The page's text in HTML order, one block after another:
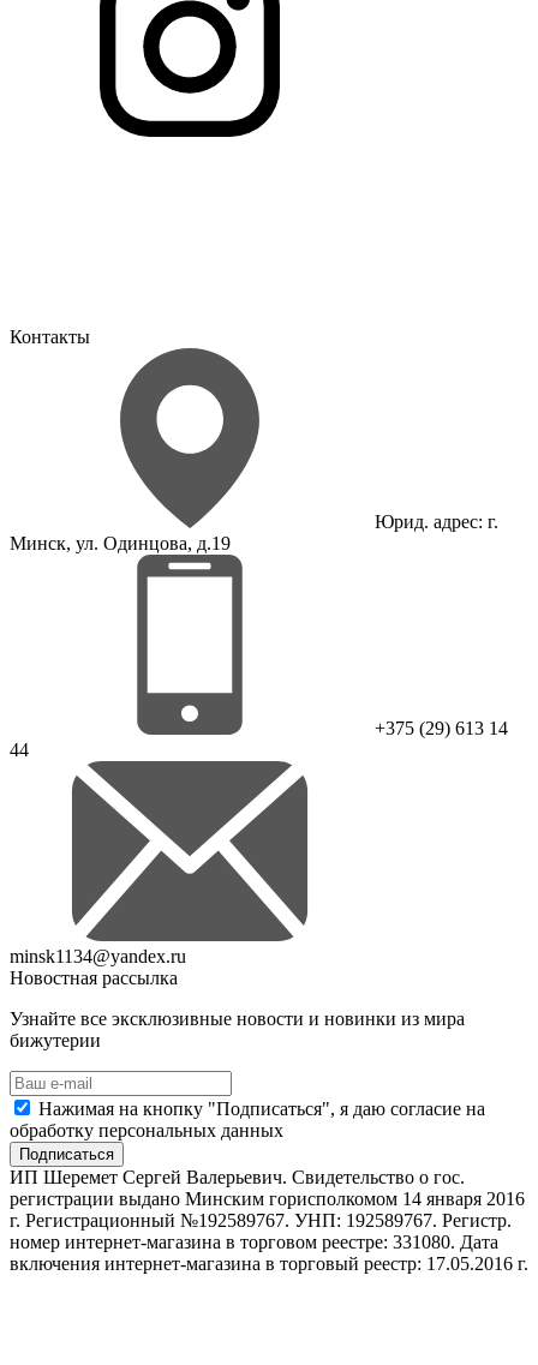
Контакты
Юрид. адрес: г.
Минск, ул. Одинцова, д.19
+375 (29) 613 14
44
minsk1134@yandex.ru
Новостная рассылка
Узнайте все эксклюзивные новости и новинки из мира
бижутерии
Нажимая на кнопку "Подписаться", я даю согласие на
обработку персональных данных
Подписаться
ИП Шеремет Сергей Валерьевич. Свидетельство о гос.
регистрации выдано Минским горисполкомом 14 января 2016
г. Регистрационный №192589767. УНП: 192589767. Регистр.
номер интернет-магазина в торговом реестре: 331080. Дата
включения интернет-магазина в торговый реестр: 17.05.2016 г.